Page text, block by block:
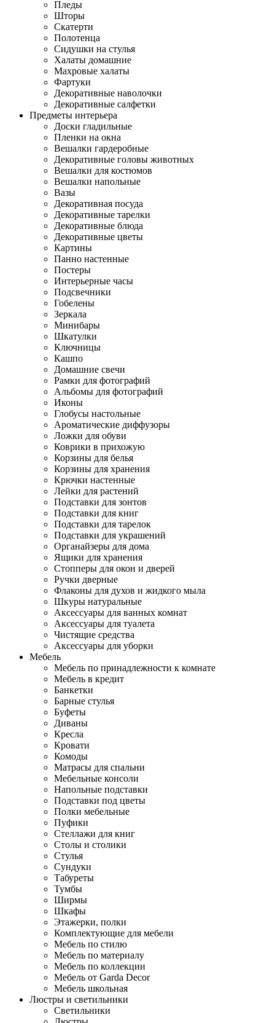
Пледы
Шторы
Скатерти
Полотенца
Сидушки на стулья
Халаты домашние
Махровые халаты
Фартуки
Декоративные наволочки
Декоративные салфетки
Предметы интерьера
Доски гладильные
Пленки на окна
Вешалки гардеробные
Декоративные головы животных
Вешалки для костюмов
Вешалки напольные
Вазы
Декоративная посуда
Декоративные тарелки
Декоративные блюда
Декоративные цветы
Картины
Панно настенные
Постеры
Интерьерные часы
Подсвечники
Гобелены
Зеркала
Минибары
Шкатулки
Ключницы
Кашпо
Домашние свечи
Рамки для фотографий
Альбомы для фотографий
Иконы
Глобусы настольные
Ароматические диффузоры
Ложки для обуви
Коврики в прихожую
Корзины для белья
Корзины для хранения
Крючки настенные
Лейки для растений
Подставки для зонтов
Подставки для книг
Подставки для тарелок
Подставки для украшений
Органайзеры для дома
Ящики для хранения
Стопперы для окон и дверей
Ручки дверные
Флаконы для духов и жидкого мыла
Шкуры натуральные
Аксессуары для ванных комнат
Аксессуары для туалета
Чистящие средства
Аксессуары для уборки
Мебель
Мебель по принадлежности к комнате
Мебель в кредит
Банкетки
Барные стулья
Буфеты
Диваны
Кресла
Кровати
Комоды
Матрасы для спальни
Мебельные консоли
Напольные подставки
Подставки под цветы
Полки мебельные
Пуфики
Стеллажи для книг
Столы и столики
Стулья
Сундуки
Табуреты
Тумбы
Ширмы
Шкафы
Этажерки, полки
Комплектующие для мебели
Мебель по стилю
Мебель по материалу
Мебель по коллекции
Мебель от Garda Decor
Мебель школьная
Люстры и светильники
Светильники